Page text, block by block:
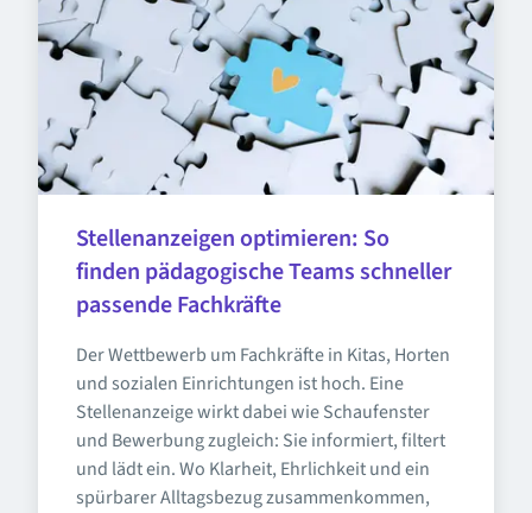
Stellenanzeigen optimieren: So
finden pädagogische Teams schneller
passende Fachkräfte
Der Wettbewerb um Fachkräfte in Kitas, Horten
und sozialen Einrichtungen ist hoch. Eine
Stellenanzeige wirkt dabei wie Schaufenster
und Bewerbung zugleich: Sie informiert, filtert
und lädt ein. Wo Klarheit, Ehrlichkeit und ein
spürbarer Alltagsbezug zusammenkommen,